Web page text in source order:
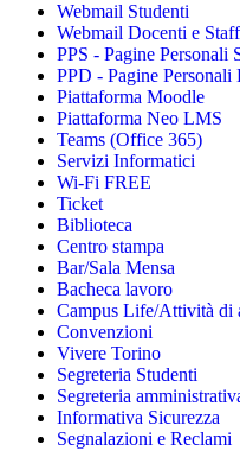
Webmail Studenti
Webmail Docenti e Staff
PPS - Pagine Personali
PPD - Pagine Personali
Piattaforma Moodle
Piattaforma Neo LMS
Teams (Office 365)
Servizi Informatici
Wi-Fi FREE
Ticket
Biblioteca
Centro stampa
Bar/Sala Mensa
Bacheca lavoro
Campus Life/Attività di
Convenzioni
Vivere Torino
Segreteria Studenti
Segreteria
Informativa Sicurezza
Segnalazioni e Reclami